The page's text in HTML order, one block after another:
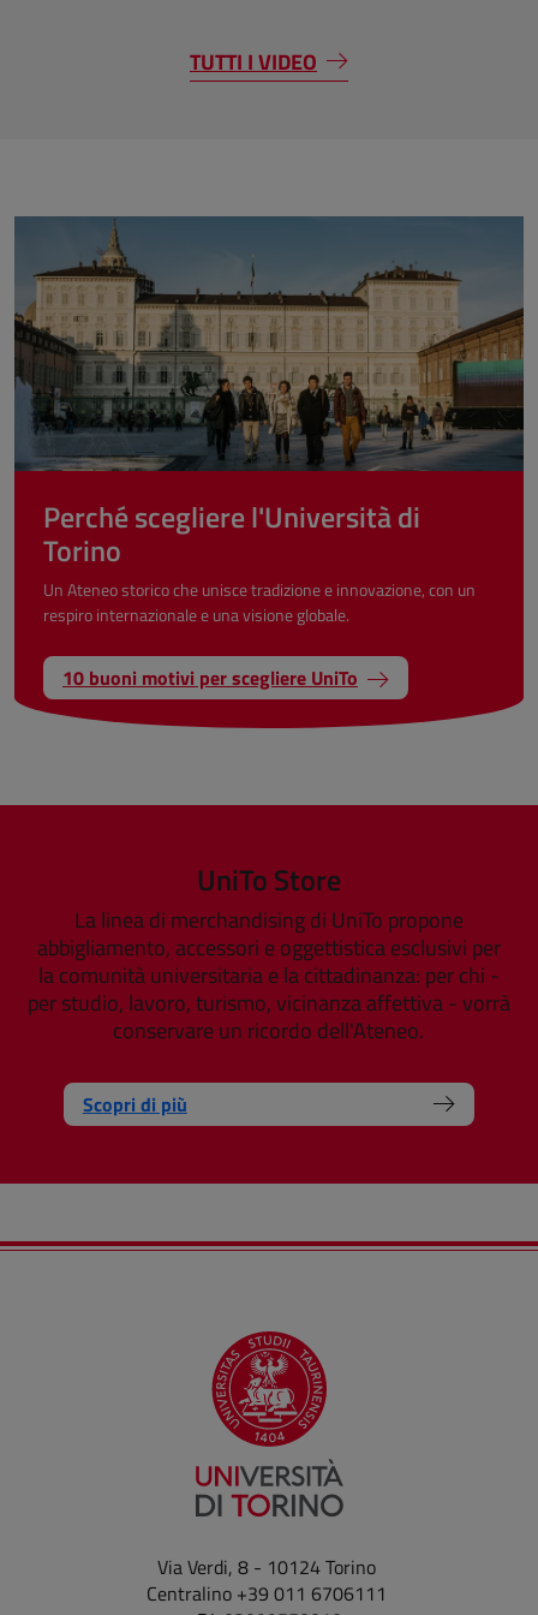
TUTTI I VIDEO
Perché scegliere l'Università di
Torino
Un Ateneo storico che unisce tradizione e innovazione, con un
respiro internazionale e una visione globale.
10 buoni motivi per scegliere UniTo
UniTo Store
La linea di merchandising di UniTo propone
abbigliamento, accessori e oggettistica esclusivi per
la comunità universitaria e la cittadinanza: per chi -
per studio, lavoro, turismo, vicinanza affettiva - vorrà
conservare un ricordo dell'Ateneo.
Scopri di più
Via Verdi, 8 - 10124 Torino
Centralino +39 011 6706111